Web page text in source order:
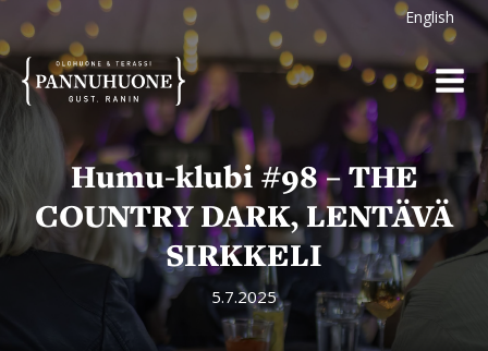
sisältöön
English
Humu-klubi #98 – THE
COUNTRY DARK, LENTÄVÄ
SIRKKELI
5.7.2025